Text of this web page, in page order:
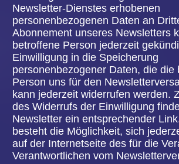
Möchte eine betroffene Person dieses
Berichtigungsrecht in Anspruch nehmen, kann sie
sich hierzu jederzeit an einen Mitarbeiter des für
die Verarbeitung Verantwortlichen wenden.
d) Recht auf Löschung (Recht auf Vergessen
Jede von der Verarbeitung personenbezogener
Daten betroffene Person hat das vom
Europäischen Richtlinien- und Verordnungsgeber
gewährte Recht, von dem Verantwortlichen zu
verlangen, dass die sie betreffenden
personenbezogenen Daten unverzüglich gelöscht
werden, sofern einer der folgenden Gründe zutrifft
und soweit die Verarbeitung nicht erforderlich ist: